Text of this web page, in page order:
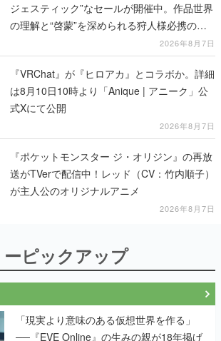
ジェスティック”なセールが開催中。作品世界
の理解と“啓蒙”を深められる狩人様必携の一
2026年8月7日
『VRChat』が『ヒロアカ』とコラボか。詳細
は8月10日10時より「Anique | アニーク」公
式Xにて公開
2026年8月7日
『ポケットモンスター ジ・オリジン』の再放
送がTVerで配信中！レッド（CV：竹内順子）
が主人公のオリジナルアニメ
2026年8月7日
ピックアップ
「現実より意味のある仮想世界を作る」
──『EVE Online』の生みの親が18年掲げ